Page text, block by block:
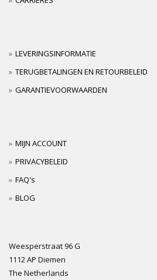
LEVERINGSINFORMATIE
TERUGBETALINGEN EN RETOURBELEID
GARANTIEVOORWAARDEN
MIJN ACCOUNT
PRIVACYBELEID
FAQ's
BLOG
Weesperstraat 96 G
1112 AP Diemen
The Netherlands